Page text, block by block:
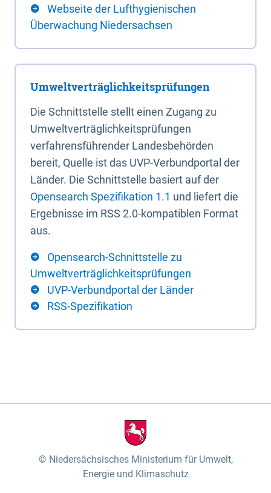
Webseite der Lufthygienischen
Überwachung Niedersachsen
Umweltverträglichkeitsprüfungen
Die Schnittstelle stellt einen Zugang zu
Umweltverträglichkeitsprüfungen
verfahrensführender Landesbehörden
bereit, Quelle ist das UVP-Verbundportal der
Länder. Die Schnittstelle basiert auf der
Opensearch Spezifikation 1.1 und liefert die
Ergebnisse im RSS 2.0-kompatiblen Format
aus.
Opensearch-Schnittstelle zu
Umweltverträglichkeitsprüfungen
UVP-Verbundportal der Länder
RSS-Spezifikation
Niedersächsisches Ministerium für Umwelt,
Energie und Klimaschutz